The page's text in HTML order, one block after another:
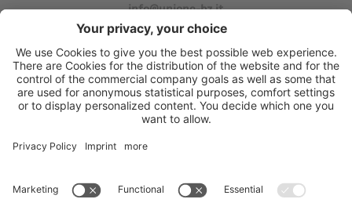
info@unione-bz.it
Impressum
Privacy
Impostazioni cookie
Sitemap